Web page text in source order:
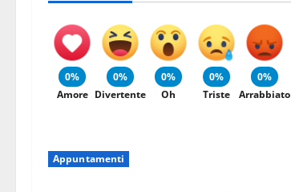
0%
Amore
0%
Divertente
0%
Oh
0%
Triste
0%
Arrabbiato
Appuntamenti